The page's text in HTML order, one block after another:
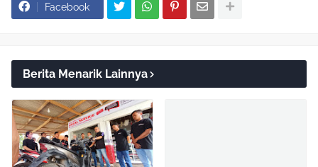
Facebook
Berita Menarik Lainnya